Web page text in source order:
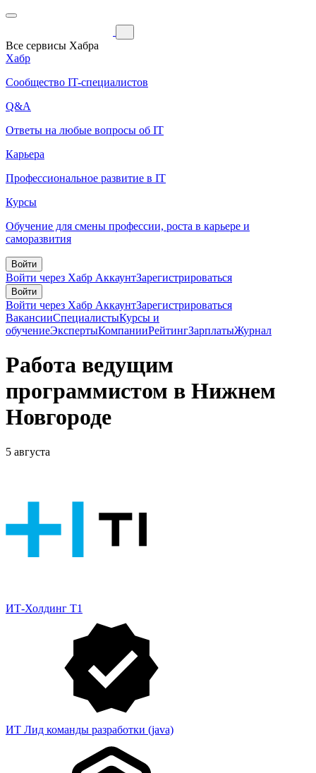
Все сервисы Хабра
Хабр
Сообщество IT-специалистов
Q&A
Ответы на любые вопросы об IT
Карьера
Профессиональное развитие в IT
Курсы
Обучение для смены профессии, роста в карьере и
саморазвития
Войти
Войти через Хабр АккаунтЗарегистрироваться
Войти
Войти через Хабр АккаунтЗарегистрироваться
ВакансииСпециалистыКурсы и
обучениеЭкспертыКомпанииРейтингЗарплатыЖурнал
Работа ведущим
программистом в Нижнем
Новгороде
5 августа
ИТ-Холдинг Т1
ИТ Лид команды разработки (java)